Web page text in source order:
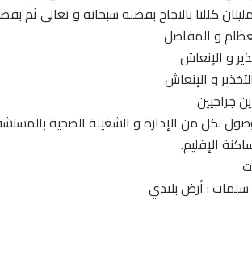
كللتا بالنجاح بفضله سبحانه و تعالى
و المفاصل
و الإنعاش
و الإنعاش
جراحيين
لكل من الإدارة و الشغيلة الصحية
الإقليم.
: أرض بلادي